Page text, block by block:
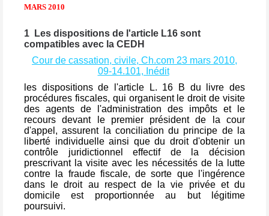
MARS 2010
1 Les dispositions de l'article L16 sont
compatibles avec la CEDH
Cour de cassation, civile, Ch.com 23 mars 2010,
09-14.101, Inédit
les dispositions de l'article L. 16 B du livre des
procédures fiscales, qui organisent le droit de visite
des agents de l'administration des impôts et le
recours devant le premier président de la cour
d'appel, assurent la conciliation du principe de la
liberté individuelle ainsi que du droit d'obtenir un
contrôle juridictionnel effectif de la décision
prescrivant la visite avec les nécessités de la lutte
contre la fraude fiscale, de sorte que l'ingérence
dans le droit au respect de la vie privée et du
domicile est proportionnée au but légitime
poursuivi.